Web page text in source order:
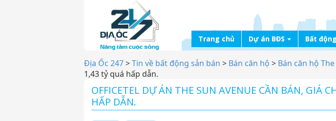
Trang chủ Dự án BĐS Bất
Địa Ốc 247>Tin về bất động sản bán > Bán căn hộ > Bán căn hộ
1,43 tỷ quá hấp dẫn.
OFFICETEL DỰ ÁN THE SUN AVENUE CẦN BÁN, GIÁ
HẤP DẪN.